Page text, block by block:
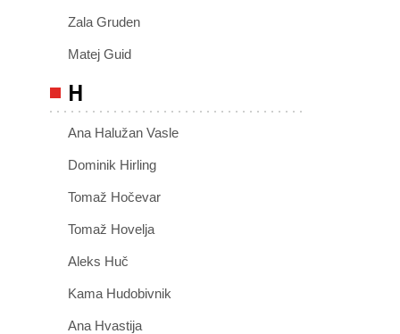
Zala Gruden
Matej Guid
H
Ana Halužan Vasle
Dominik Hirling
Tomaž Hočevar
Tomaž Hovelja
Aleks Huč
Kama Hudobivnik
Ana Hvastija